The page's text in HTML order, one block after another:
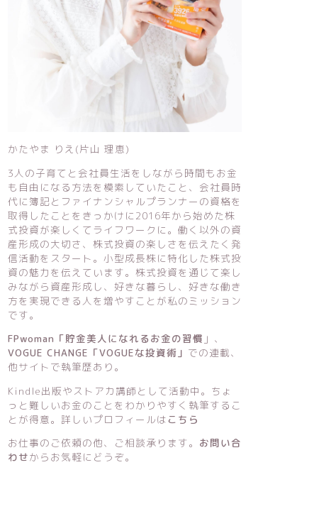
かたやま りえ(片山 理恵)
3人の子育てと会社員生活をしながら時間もお金
も自由になる方法を模索していたこと、会社員時
代に簿記とファイナンシャルプランナーの資格を
取得したことをきっかけに2016年から始めた株
式投資が楽しくてライフワークに。働く以外の資
産形成の大切さ、株式投資の楽しさを伝えたく発
信活動をスタート。小型成長株に特化した株式投
資の魅力を伝えています。株式投資を通じて楽し
みながら資産形成し、好きな暮らし、好きな働き
方を実現できる人を増やすことが私のミッション
です。
FPwoman「貯金美人になれるお金の習慣 」 、
VOGUE CHANGE「VOGUEな投資術」 での連載、
他サイトで執筆歴あり。
Kindle出版や ストアカ講師 として活動中。ちょ
っと難しいお金のことをわかりやすく執筆するこ
とが得意。詳しいプロフィールはこちら
お仕事のご依頼の他、ご相談承ります。 お問い合
わせからお気軽にどうぞ。